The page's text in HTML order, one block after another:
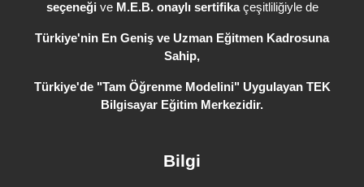
seçeneği ve M.E.B. onaylı sertifikaçeşitliliğiyle de
Türkiye'nin En Geniş ve Uzman Eğitmen Kadrosuna
Sahip,
Türkiye'de "Tam Öğrenme Modelini" Uygulayan TEK
Bilgisayar Eğitim Merkezidir.
Bilgi